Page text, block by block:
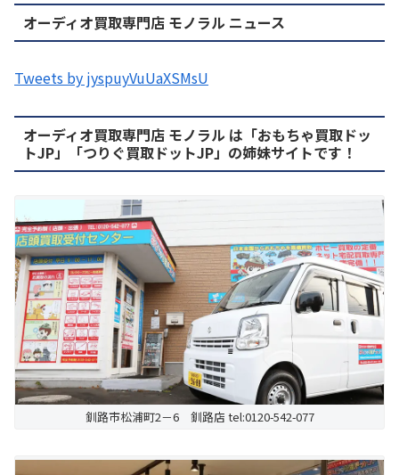
オーディオ買取専門店 モノラル ニュース
Tweets by jyspuyVuUaXSMsU
オーディオ買取専門店 モノラル は「おもちゃ買取ドッ
トJP」「つりぐ買取ドットJP」の姉妹サイトです！
釧路市松浦町2－6 釧路店 tel:0120-542-077